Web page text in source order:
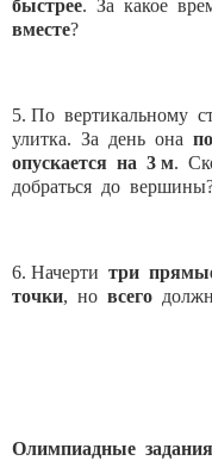
быстрее. За какое
вместе?
5. По вертикальному
улитка. За день она
опускается на 3 м.
добраться
6. Начерти три
точки, но всего
(3
Олимпиадные